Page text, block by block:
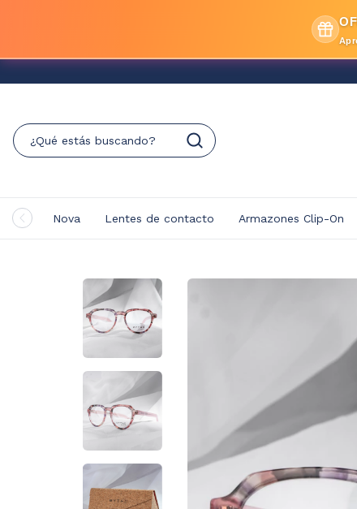
Nova Lentes de contacto Armazones Clip-On